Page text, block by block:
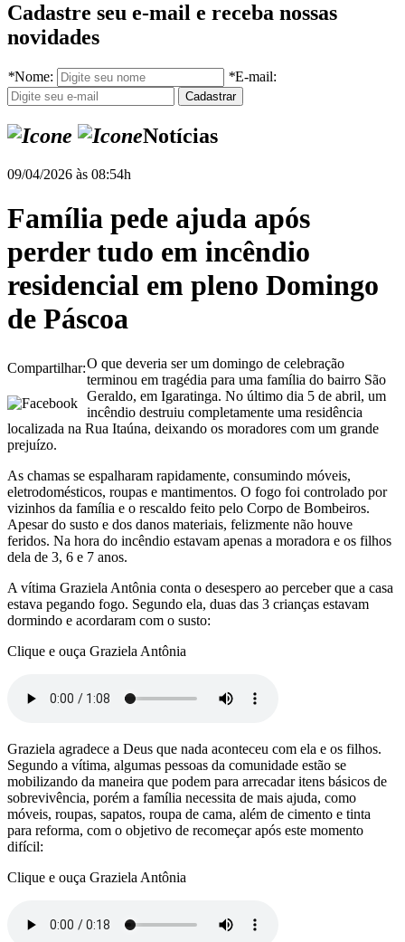
Cadastre seu e-mail e receba nossas
novidades
*Nome: *E-mail:
Notícias
09/04/2026 às 08:54h
Família pede ajuda após
perder tudo em incêndio
residencial em pleno Domingo
de Páscoa
Compartilhar:O que deveria ser um domingo de celebração
terminou em tragédia para uma família do bairro São
Geraldo, em Igaratinga. No último dia 5 de abril, um
incêndio destruiu completamente uma residência
localizada na Rua Itaúna, deixando os moradores com um grande
prejuízo.
As chamas se espalharam rapidamente, consumindo móveis,
eletrodomésticos, roupas e mantimentos. O fogo foi controlado por
vizinhos da família e o rescaldo feito pelo Corpo de Bombeiros.
Apesar do susto e dos danos materiais, felizmente não houve
feridos. Na hora do incêndio estavam apenas a moradora e os filhos
dela de 3, 6 e 7 anos.
A vítima Graziela Antônia conta o desespero ao perceber que a casa
estava pegando fogo. Segundo ela, duas das 3 crianças estavam
dormindo e acordaram com o susto:
Clique e ouça Graziela Antônia
Graziela agradece a Deus que nada aconteceu com ela e os filhos.
Segundo a vítima, algumas pessoas da comunidade estão se
mobilizando da maneira que podem para arrecadar itens básicos de
sobrevivência, porém a família necessita de mais ajuda, como
móveis, roupas, sapatos, roupa de cama, além de cimento e tinta
para reforma, com o objetivo de recomeçar após este momento
difícil:
Clique e ouça Graziela Antônia